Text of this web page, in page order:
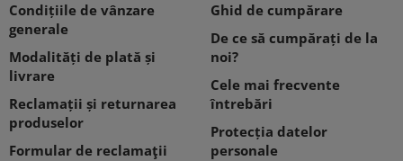
Condițiile de vânzare
generale
Modalități de plată și
livrare
Reclamații și returnarea
produselor
Formular de reclamaţii
Ghid de cumpărare
De ce să cumpărați de la
noi?
Cele mai frecvente
întrebări
Protecția datelor
personale